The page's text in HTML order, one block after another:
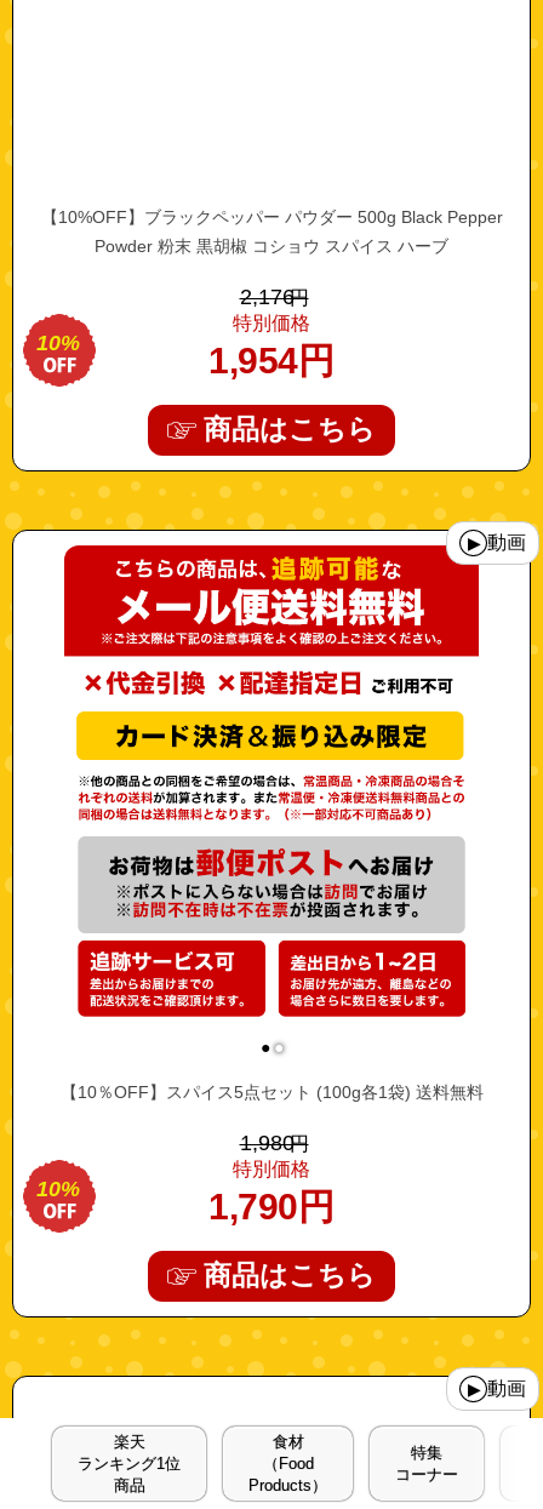
【10%OFF】ブラックペッパー パウダー 500g Black Pepper
Powder 粉末 黒胡椒 コショウ スパイス ハーブ
2,176円
特別価格
1,954円
10%
商品はこちら
"10003669"
▶ 動画
●●
【10％OFF】スパイス5点セット (100g各1袋) 送料無料
1,980円
特別価格
1,790 円
10%
商品はこちら
"10001368"
▶ 動画
楽天
ランキング1位
商品
食材
（Food
Products）
特集
コーナー